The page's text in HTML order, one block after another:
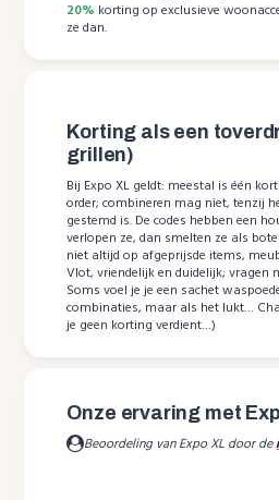
20% korting op exclusieve
ze dan.
Korting als een
grillen)
Bij Expo XL geldt: meestal is één
order; combineren mag niet, tenzij
gestemd is. De codes hebben een
verlopen ze, dan smelten ze als
niet altijd op afgeprijsde items,
Vlot, vriendelijk en duidelijk; vragen
Soms voel je je een sachet
combinaties, maar als het lukt…
je geen korting verdient…)
Onze ervaring met
Beoordeling van Expo XL door de